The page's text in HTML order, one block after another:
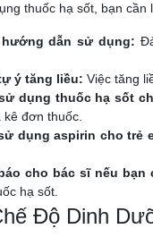
thuốc hạ sốt, bạn cần
dẫn sử dụng:
ý tăng liều: Việc tăng
dụng thuốc hạ sốt
kê đơn thuốc.
dụng aspirin cho trẻ
cho bác sĩ nếu bạn
hạ sốt.
Độ Dinh